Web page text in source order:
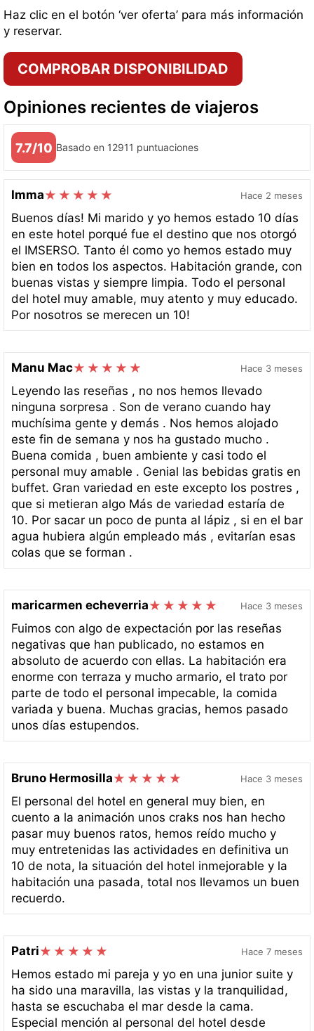
Haz clic en el botón ‘ver oferta’ para más información
y reservar.
COMPROBAR DISPONIBILIDAD
Opiniones recientes de viajeros
7.7/10 Basado en 12911 puntuaciones
Imma Hace 2 meses
Buenos días! Mi marido y yo hemos estado 10 días
en este hotel porqué fue el destino que nos otorgó
el IMSERSO. Tanto él como yo hemos estado muy
bien en todos los aspectos. Habitación grande, con
buenas vistas y siempre limpia. Todo el personal
del hotel muy amable, muy atento y muy educado.
Por nosotros se merecen un 10!
Manu Mac Hace 3 meses
Leyendo las reseñas , no nos hemos llevado
ninguna sorpresa . Son de verano cuando hay
muchísima gente y demás . Nos hemos alojado
este fin de semana y nos ha gustado mucho .
Buena comida , buen ambiente y casi todo el
personal muy amable . Genial las bebidas gratis en
buffet. Gran variedad en este excepto los postres ,
que si metieran algo Más de variedad estaría de
10. Por sacar un poco de punta al lápiz , si en el bar
agua hubiera algún empleado más , evitarían esas
colas que se forman .
maricarmen echeverria Hace 3 meses
Fuimos con algo de expectación por las reseñas
negativas que han publicado, no estamos en
absoluto de acuerdo con ellas. La habitación era
enorme con terraza y mucho armario, el trato por
parte de todo el personal impecable, la comida
variada y buena. Muchas gracias, hemos pasado
unos días estupendos.
Bruno Hermosilla Hace 3 meses
El personal del hotel en general muy bien, en
cuento a la animación unos craks nos han hecho
pasar muy buenos ratos, hemos reído mucho y
muy entretenidas las actividades en definitiva un
10 de nota, la situación del hotel inmejorable y la
habitación una pasada, total nos llevamos un buen
recuerdo.
Patri Hace 7 meses
Hemos estado mi pareja y yo en una junior suite y
ha sido una maravilla, las vistas y la tranquilidad,
hasta se escuchaba el mar desde la cama.
Especial mención al personal del hotel desde